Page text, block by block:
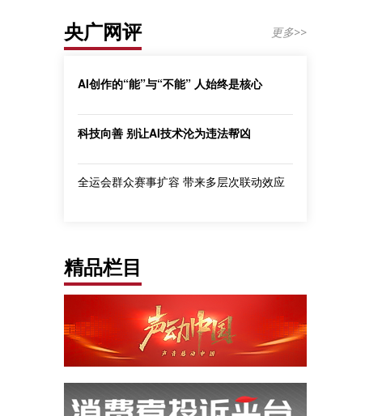
央广网评 更多>>
AI创作的“能”与“不能” 人始终是核心
科技向善 别让AI技术沦为违法帮凶
全运会群众赛事扩容 带来多层次联动效应
精品栏目